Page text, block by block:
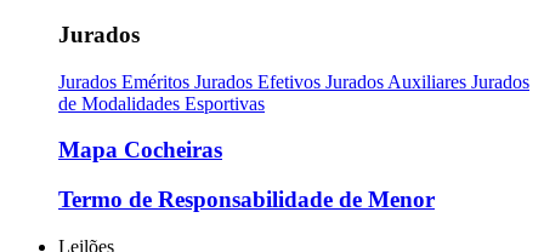
Jurados
Jurados Eméritos Jurados Efetivos Jurados Auxiliares Jurados
de Modalidades Esportivas
Mapa Cocheiras
Termo de Responsabilidade de Menor
Leilões